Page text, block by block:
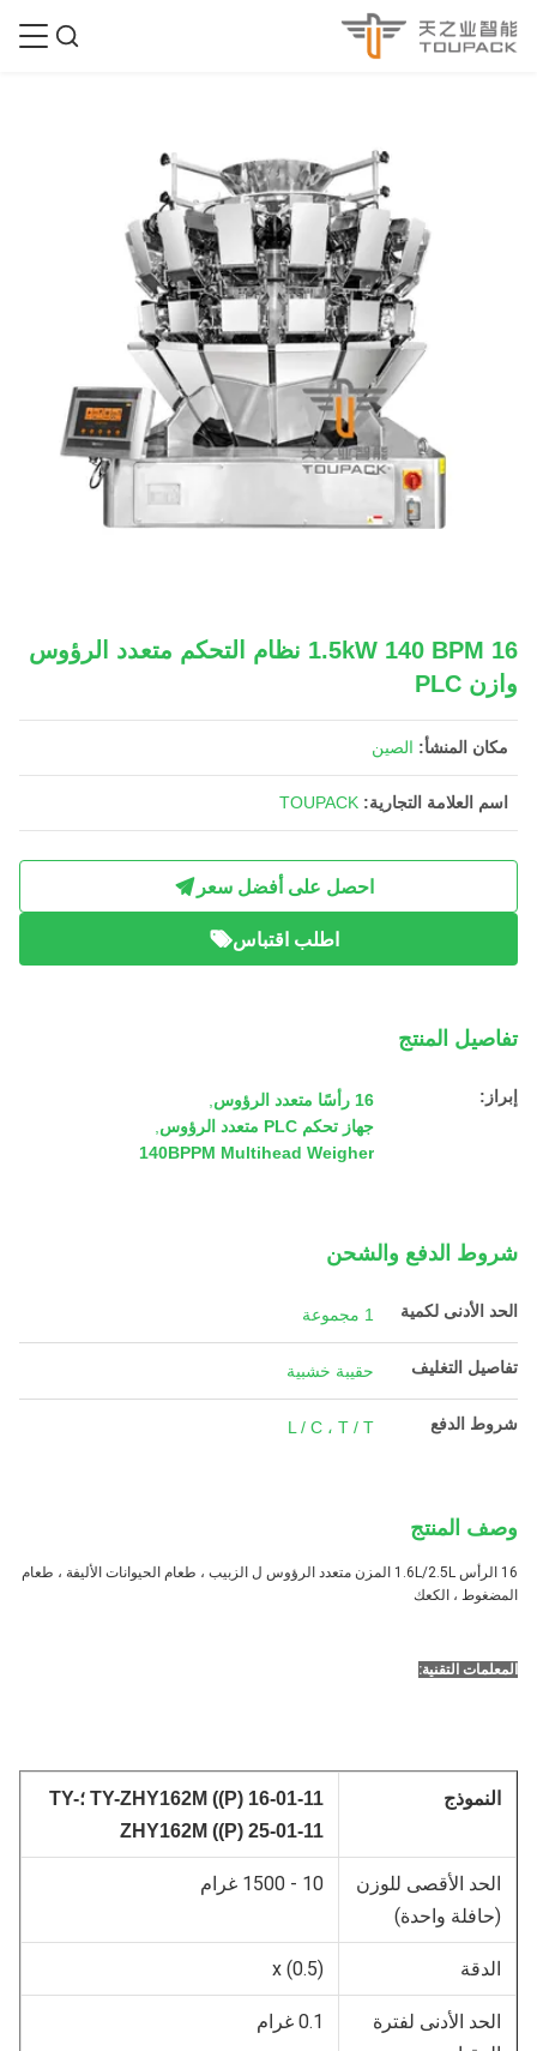
1.5kW 140 BPM 16 نظام التحكم متعدد الرؤوس
وازن PLC
مكان المنشأ: الصين
اسم العلامة التجارية: TOUPACK
احصل على أفضل سعر
اطلب اقتباس
تفاصيل المنتج
إبراز: 16 رأسًا متعدد الرؤوس
جهاز تحكم PLC متعدد الرؤوس
140BPPM Multihead Weigher
شروط الدفع والشحن
الحد الأدنى لكمية 1 مجموعة
تفاصيل التغليف حقيبة خشبية
شروط الدفع L / C ، T / T
وصف المنتج
16 الرأس 1.6L/2.5L المزن متعدد الرؤوس ل الزبيب ، طعام الحيوانات الأليفة ، طعام
المضغوط ، الكعك
المعلمات التقنية:
النموذج TY-ZHY162M ((P) 16-01-11 ؛
TY-
ZHY162M ((P) 25-01-11
الحد الأقصى للوزن
(حافلة واحدة)
10 - 1500 غرام
الدقة x (0.5)
الحد الأدنى لفترة
0.1 غرام